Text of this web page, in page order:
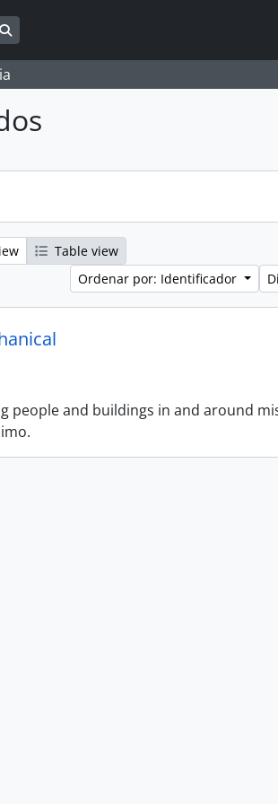
Search in browse page
Table view
Ordenar por: Identificador
people and buildings in and around